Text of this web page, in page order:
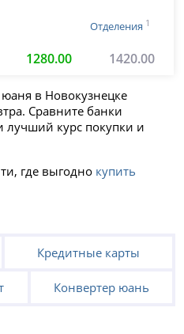
Отделения 1
1280.00 1420.00
в Новокузнецке
Сравните банки
лучший курс покупки и
где выгодно купить
Кредитные карты
Конвертер юань